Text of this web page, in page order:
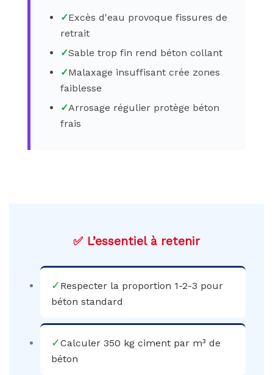
✓Excès d'eau provoque fissures de
retrait
✓Sable trop fin rend béton collant
✓Malaxage insuffisant crée zones
faiblesse
✓Arrosage régulier protège béton
frais
✅ L’essentiel à retenir
✓ Respecter la proportion 1-2-3 pour
béton standard
✓Calculer 350 kg ciment par m³ de
béton